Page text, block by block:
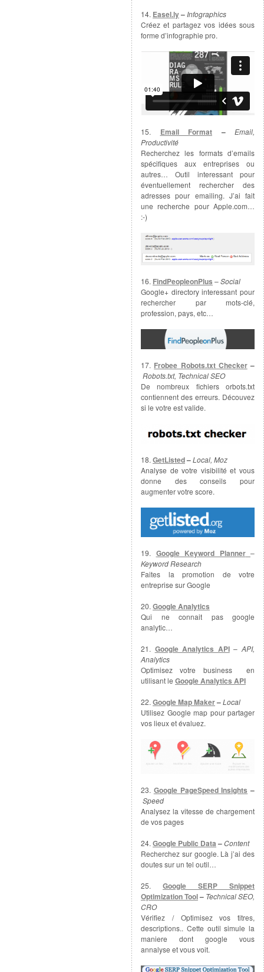
14. Easel.ly– Infographics
Créez et partagez vos idées sous
forme d’infographie pro.
15. Email Format – Email,
Productivité
Recherchez les formats d’emails
spécifiques aux entreprises ou
autres… Outil interessant pour
éventuellement rechercher des
adresses pour emailing. J’ai fait
une recherche pour Apple.com…
:-)
16. FindPeopleonPlus –Social
Google+ directory interessant pour
rechercher par mots-clé,
profession, pays, etc…
17. Frobee Robots.txt Checker–
Robots.txt, Technical SEO
De nombreux fichiers orbots.txt
contiennent des erreurs. Découvez
si le votre est valide.
18. GetListed–Local, Moz
Analyse de votre visibilité et vous
donne des conseils pour
augmenter votre score.
19. Google Keyword Planner –
Keyword Research
Faites la promotion de votre
entreprise sur Google
20. Google Analytics
Qui ne connait pas google
analytic…
21. Google Analytics API–API,
Analytics
Optimisez votre business en
utilisant le Google Analytics API
22. Google Map Maker–Local
Utilisez Google map pour partager
vos lieux et évaluez.
23. Google PageSpeed Insights –
Speed
Analysez la vitesse de chargement
de vos pages
24. Google Public Data –Content
Recherchez sur google. Là j’ai des
doutes sur un tel outil…
25. Google SERP Snippet
Optimization Tool– Technical SEO,
CRO
Vérifiez / Optimisez vos titres,
descriptions.. Cette outil simule la
maniere dont google vous
annalyse et vous voit.